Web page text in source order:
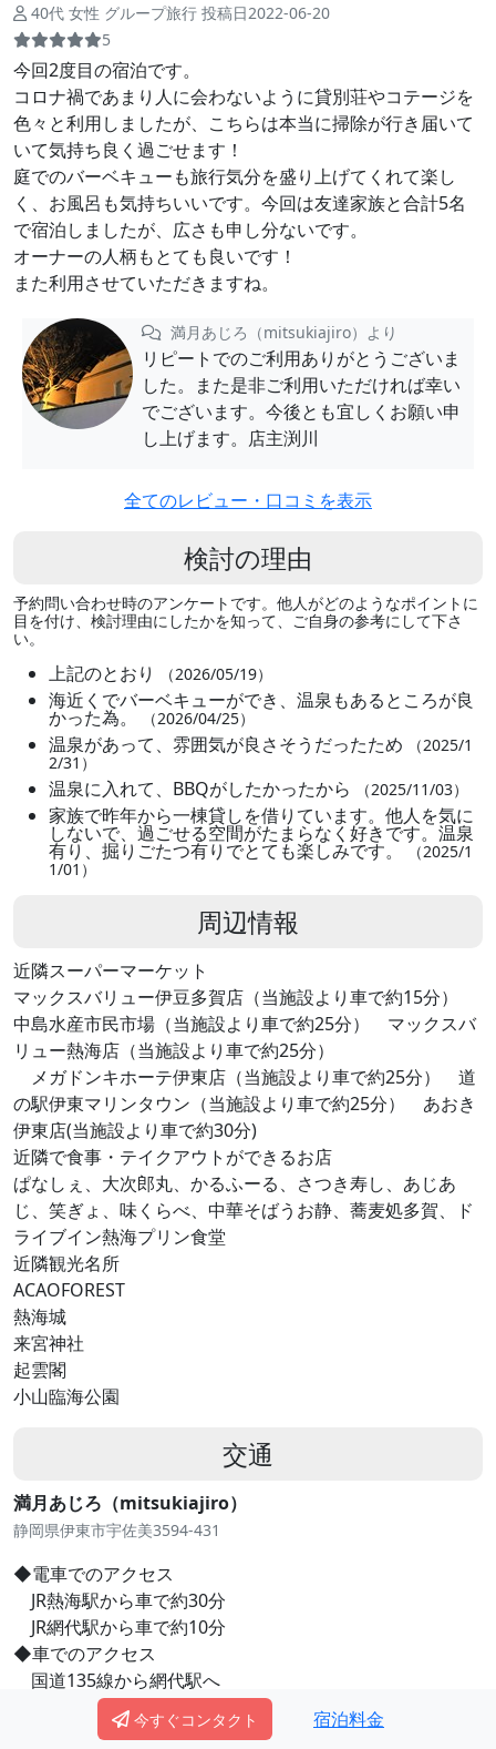
40代 女性 グループ旅行 投稿日2022-06-20
5
今回2度目の宿泊です。
コロナ禍であまり人に会わないように貸別荘やコテージを
色々と利用しましたが、こちらは本当に掃除が行き届いて
いて気持ち良く過ごせます！
庭でのバーベキューも旅行気分を盛り上げてくれて楽し
く、お風呂も気持ちいいです。今回は友達家族と合計5名
で宿泊しましたが、広さも申し分ないです。
オーナーの人柄もとても良いです！
また利用させていただきますね。
満月あじろ（mitsukiajiro）より
リピートでのご利用ありがとうございま
した。また是非ご利用いただければ幸い
でございます。今後とも宜しくお願い申
し上げます。店主渕川
全てのレビュー・口コミを表示
検討の理由
予約問い合わせ時のアンケートです。他人がどのようなポイントに
目を付け、検討理由にしたかを知って、ご自身の参考にして下さ
い。
上記のとおり （2026/05/19）
海近くでバーベキューができ、温泉もあるところが良
かった為。 （2026/04/25）
温泉があって、雰囲気が良さそうだったため
（2025/1
2/31）
温泉に入れて、BBQがしたかったから （2025/11/03）
家族で昨年から一棟貸しを借りています。他人を気に
しないで、過ごせる空間がたまらなく好きです。温泉
有り、掘りごたつ有りでとても楽しみです。
（2025/1
1/01）
周辺情報
近隣スーパーマーケット
マックスバリュー伊豆多賀店（当施設より車で約15分）
中島水産市民市場（当施設より車で約25分） マックスバ
リュー熱海店（当施設より車で約25分）
メガドンキホーテ伊東店（当施設より車で約25分） 道
の駅伊東マリンタウン（当施設より車で約25分） あおき
伊東店(当施設より車で約30分)
近隣で食事・テイクアウトができるお店
ぱなしぇ、大次郎丸、かるふーる、さつき寿し、あじあ
じ、笑ぎょ、味くらべ、中華そばうお静、蕎麦処多賀、ド
ライブイン熱海プリン食堂
近隣観光名所
ACAOFOREST
熱海城
来宮神社
起雲閣
小山臨海公園
交通
満月あじろ（mitsukiajiro）
静岡県伊東市宇佐美3594-431
◆電車でのアクセス
JR熱海駅から車で約30分
JR網代駅から車で約10分
◆車でのアクセス
国道135線から網代駅へ
⇒網代駅突当りを左折後高架下をくぐり直進
⇒富士見坂看板を左折しあじろ南熱海が丘別荘地をセン
今すぐコンタクト 宿泊料金